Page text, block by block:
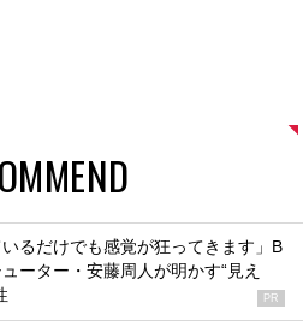
いるだけでも感覚が狂ってきます」B
ーター・安藤周人が明かす“見え
PR